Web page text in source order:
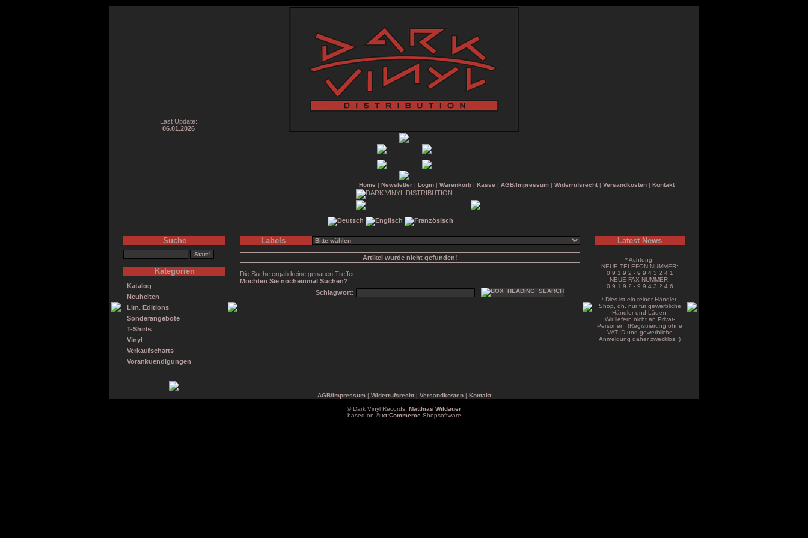
Last Update:
06.01.2026
Home | Newsletter| Login| Warenkorb| Kasse | AGB/Impressum| Widerrufsrecht| Versandkosten| Kontakt
Suche
Kategorien
Katalog
Neuheiten
Lim. Editions
Sonderangebote
T-Shirts
Vinyl
Verkaufscharts
Vorankuendigungen
Labels
Artikel wurde nicht gefunden!
Die Suche ergab keine genauen Treffer.
Möchten Sie nocheinmal Suchen?
Schlagwort:
Latest News
* Achtung:
NEUE TELEFON-NUMMER:
0 9 1 9 2 - 9 9 4 3 2 4 1
NEUE FAX-NUMMER:
0 9 1 9 2 - 9 9 4 3 2 4 6
* Dies ist ein reiner Händler-
Shop, dh. nur für gewerbliche
Händler und Läden.
Wir liefern nicht an Privat-
Personen (Registrierung ohne
VAT-ID und gewerbliche
Anmeldung daher zwecklos !)
AGB/Impressum| Widerrufsrecht| Versandkosten| Kontakt
© Dark Vinyl Records, Matthias Wildauer
based on ©xt:CommerceShopsoftware